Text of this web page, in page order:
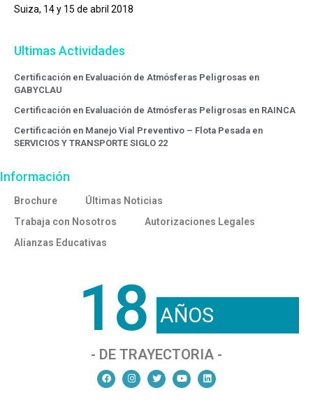
Suiza, 14 y 15 de abril 2018
Ultimas Actividades
Certificación en Evaluación de Atmósferas Peligrosas en
GABYCLAU
Certificación en Evaluación de Atmósferas Peligrosas en RAINCA
Certificación en Manejo Vial Preventivo – Flota Pesada en
SERVICIOS Y TRANSPORTE SIGLO 22
Información
Brochure
Últimas Noticias
Trabaja con Nosotros
Autorizaciones Legales
Alianzas Educativas
18 AÑOS
- DE TRAYECTORIA -